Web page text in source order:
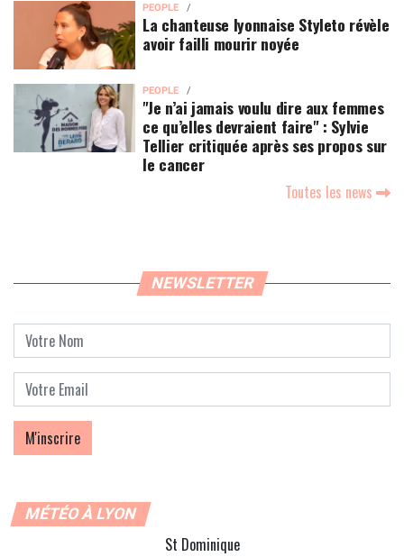
PEOPLE
La chanteuse lyonnaise Styleto révèle
avoir failli mourir noyée
PEOPLE
"Je n’ai jamais voulu dire aux femmes
ce qu’elles devraient faire" : Sylvie
Tellier critiquée après ses propos sur
le cancer
Toutes les news
NEWSLETTER
MÉTÉO À LYON
St Dominique